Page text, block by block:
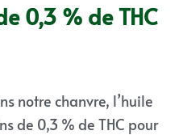
0,3 % de THC
notre chanvre, l’huile
de 0,3 % de THC pour